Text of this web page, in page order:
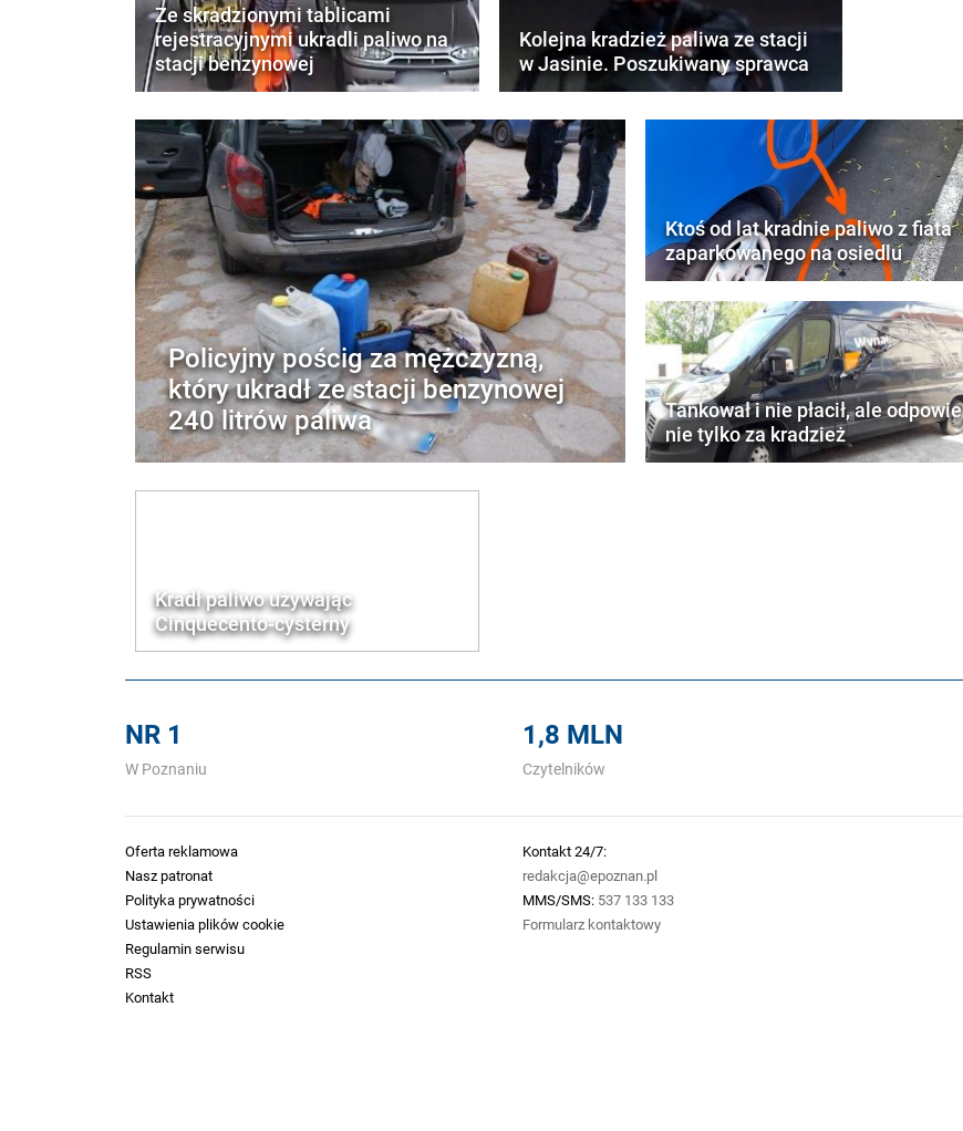
Ze skradzionymi tablicami
rejestracyjnymi ukradli paliwo na
stacji benzynowej
Kolejna kradzież paliwa ze stacji
w Jasinie. Poszukiwany sprawca
Policyjny pościg za mężczyzną,
który ukradł ze stacji benzynowej
240 litrów paliwa
Ktoś od lat kradnie paliwo z fiata
zaparkowanego na osiedlu
Tankował i nie płacił, ale odpowie
nie tylko za kradzież
Kradł paliwo używając
Cinquecento-cysterny
NR 1
W Poznaniu
1,8 MLN
Czytelników
Oferta reklamowa
Nasz patronat
Polityka prywatności
Ustawienia plików cookie
Regulamin serwisu
RSS
Kontakt
Kontakt 24/7:
redakcja@epoznan.pl
MMS/SMS: 537 133 133
Formularz kontaktowy